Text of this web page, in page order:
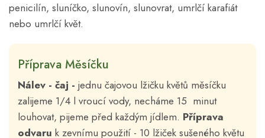
penicilín, sluníčko, slunovín, slunovrat, umrlčí karafiát
nebo umrlčí květ.
Příprava Měsíčku
Nálev - čaj - jednu čajovou lžičku květů měsíčku
zalijeme 1/4 l vroucí vody, necháme 15 minut
louhovat, pijeme před každým jídlem. Příprava
odvaru k zevnímu použití - 10 lžiček sušeného květu